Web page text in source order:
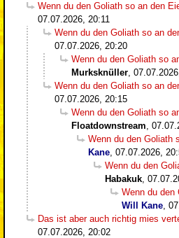
Wenn du den Goliath so an den
07.07.2026, 20:11
Wenn du den Goliath so an
07.07.2026, 20:20
Wenn du den Goliath so
Murksknüller
Wenn du den Goliath so an
07.07.2026, 20:15
Wenn du den Goliath so
Floatdownstream
Wenn du den Goliath
Kane 07.07.2026,
Wenn du den
Habakuk
Wenn du den
Will Kane
Das ist aber auch richtig mies
07.07.2026, 20:02